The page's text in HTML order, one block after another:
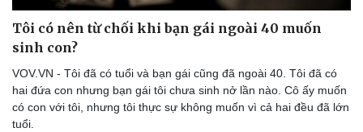
Cải chính
Tôi có nên từ chối khi bạn gái ngoài 40 muốn
sinh con?
VOV.VN - Tôi đã có tuổi và bạn gái cũng đã ngoài 40. Tôi đã có
hai đứa con nhưng bạn gái tôi chưa sinh nở lần nào. Cô ấy muốn
có con với tôi, nhưng tôi thực sự không muốn vì cả hai đều đã lớn
tuổi.